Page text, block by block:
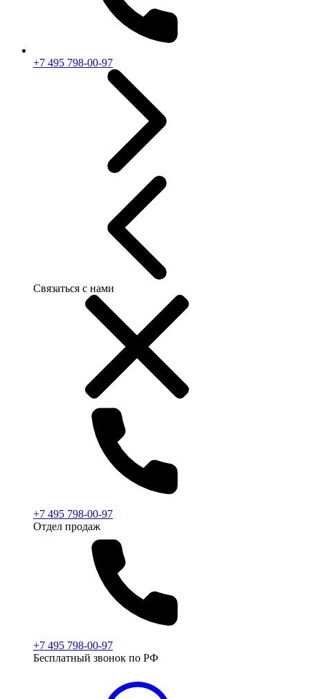
+7 495 798-00-97
Связаться с нами
+7 495 798-00-97
Отдел продаж
+7 495 798-00-97
Бесплатный звонок по РФ